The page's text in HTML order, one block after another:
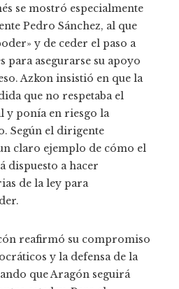
se mostró especialmente
Pedro Sánchez, al que
y de ceder el paso a
para asegurarse su apoyo
Azkon insistió en que la
que no respetaba el
y ponía en riesgo la
Según el dirigente
claro ejemplo de cómo el
dispuesto a hacer
de la ley para
reafirmó su compromiso
y la defensa de la
que Aragón seguirá